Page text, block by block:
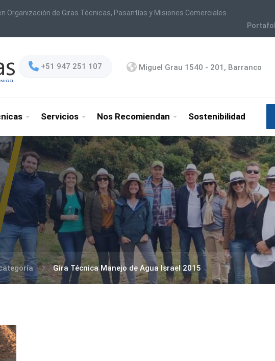
Organización de Giras Técnicas, Pasantías y Misiones Comerciales
+51 947 251 107 Miguel Grau 1540 - 201, Barranco
Servicios Nos Recomiendan Sostenibilidad
Gira Técnica Manejo de Agua Israel 2015